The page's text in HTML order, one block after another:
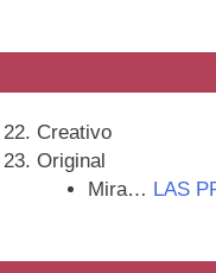
Creativo
Original
Mira… LAS